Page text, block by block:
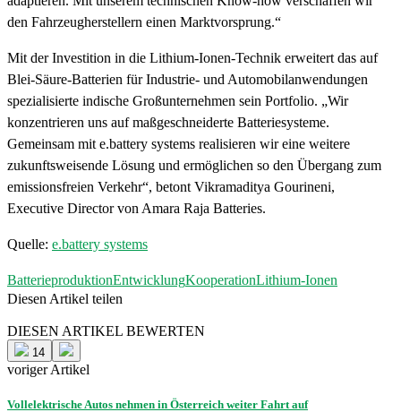
den Fahrzeugherstellern einen Marktvorsprung.“
Mit der Investition in die Lithium-Ionen-Technik erweitert das auf
Blei-Säure-Batterien für Industrie- und Automobilanwendungen
spezialisierte indische Großunternehmen sein Portfolio. „Wir
konzentrieren uns auf maßgeschneiderte Batteriesysteme.
Gemeinsam mit e.battery systems realisieren wir eine weitere
zukunftsweisende Lösung und ermöglichen so den Übergang zum
emissionsfreien Verkehr“, betont Vikramaditya Gourineni,
Executive Director von Amara Raja Batteries.
Quelle: e.battery systems
BatterieproduktionEntwicklungKooperationLithium-Ionen
Diesen Artikel teilen
DIESEN ARTIKEL BEWERTEN
14
voriger Artikel
Vollelektrische Autos nehmen in Österreich weiter Fahrt auf